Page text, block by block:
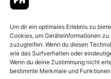
Um dir ein optimales Erlebnis zu
Cookies, um Geräteinformationen
zuzugreifen. Wenn du diesen
wie das Surfverhalten oder
Wenn du deine Zustimmung nicht
bestimmte Merkmale und
© 2007-2026 Fohlen-Hautnah.de
– Alle rechte vorbehalten.
Fohlen-Hautnah.de ist ein
offiziell eingetragenes Magazin